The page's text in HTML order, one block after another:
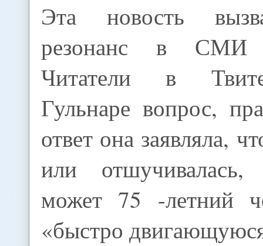
Эта новость
резонанс в СМИ
Читатели в
Гульнаре вопрос,
ответ она заявляла,
или
может 75 -летний
«быстро